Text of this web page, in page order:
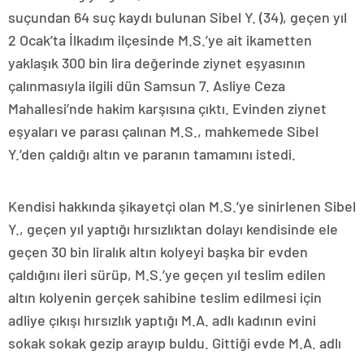
suçundan 64 suç kaydı bulunan Sibel Y. (34), geçen yıl
2 Ocak’ta İlkadım ilçesinde M.S.’ye ait ikametten
yaklaşık 300 bin lira değerinde ziynet eşyasının
çalınmasıyla ilgili dün Samsun 7. Asliye Ceza
Mahallesi’nde hakim karşısına çıktı. Evinden ziynet
eşyaları ve parası çalınan M.S., mahkemede Sibel
Y.’den çaldığı altın ve paranın tamamını istedi.
Kendisi hakkında şikayetçi olan M.S.’ye sinirlenen Sibel
Y., geçen yıl yaptığı hırsızlıktan dolayı kendisinde ele
geçen 30 bin liralık altın kolyeyi başka bir evden
çaldığını ileri sürüp, M.S.’ye geçen yıl teslim edilen
altın kolyenin gerçek sahibine teslim edilmesi için
adliye çıkışı hırsızlık yaptığı M.A. adlı kadının evini
sokak sokak gezip arayıp buldu. Gittiği evde M.A. adlı